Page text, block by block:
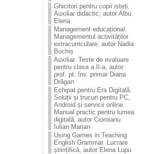
Ghicitori pentru copii isteți.
Auxiliar didactic, autor Albu
Elena
Management educațional.
Managementul activităților
extracurriculare, autor Nadia
Bochiș
Auxiliar. Teste de evaluare
pentru clasa a II-a, autor
prof. pt. înv. primar Diana
Drăgan
Echipat pentru Era Digitală.
Soluții și trucuri pentru PC,
Android și servicii online.
Manual practic pentru lumea
digitală, autor Cioroianu
Iulian Marian
Using Games in Teaching
English Grammar. Lucrare
științifică, autor Elena Lupu